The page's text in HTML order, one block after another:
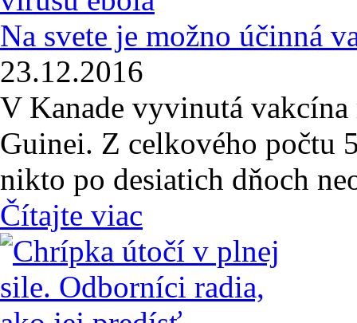
Na svete je možno účinná
23.12.2016
V Kanade vyvinutá
Guinei. Z celkového počtu
nikto po desiatich dňoch
Čítajte viac